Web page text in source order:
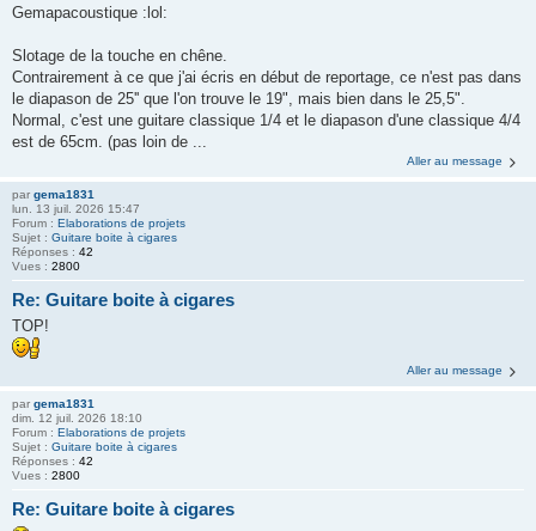
Gemapacoustique :lol:
Slotage de la touche en chêne.
Contrairement à ce que j'ai écris en début de reportage, ce n'est pas dans
le diapason de 25'' que l'on trouve le 19", mais bien dans le 25,5".
Normal, c'est une guitare classique 1/4 et le diapason d'une classique 4/4
est de 65cm. (pas loin de ...
Aller au message
par gema1831
lun. 13 juil. 2026 15:47
Forum : Elaborations de projets
Sujet : Guitare boite à cigares
Réponses : 42
Vues : 2800
Re: Guitare boite à cigares
TOP!
Aller au message
par gema1831
dim. 12 juil. 2026 18:10
Forum : Elaborations de projets
Sujet : Guitare boite à cigares
Réponses : 42
Vues : 2800
Re: Guitare boite à cigares